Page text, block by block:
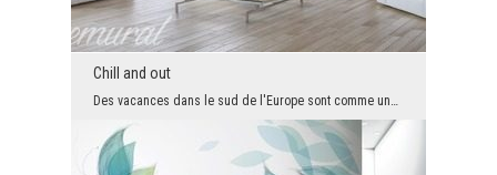
Chill and out